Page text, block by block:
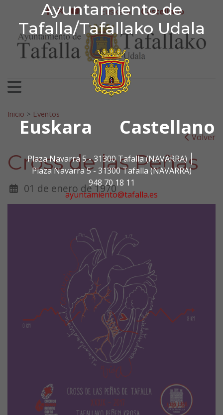
Ayuntamiento de
Tafalla/Tafallako Udala
Euskara Castellano
Plaza Navarra 5 - 31300 Tafalla (NAVARRA)
Plaza Navarra 5 - 31300 Tafalla (NAVARRA)
948 70 18 11
ayuntamiento@tafalla.es
Ir al contenido
Ayuntamiento de
facebook
twitter
youtube
Euskera Castellano
Search for:
Inicio > Eventos
Volver
Cross de las Peñas
01 de enero de 1970